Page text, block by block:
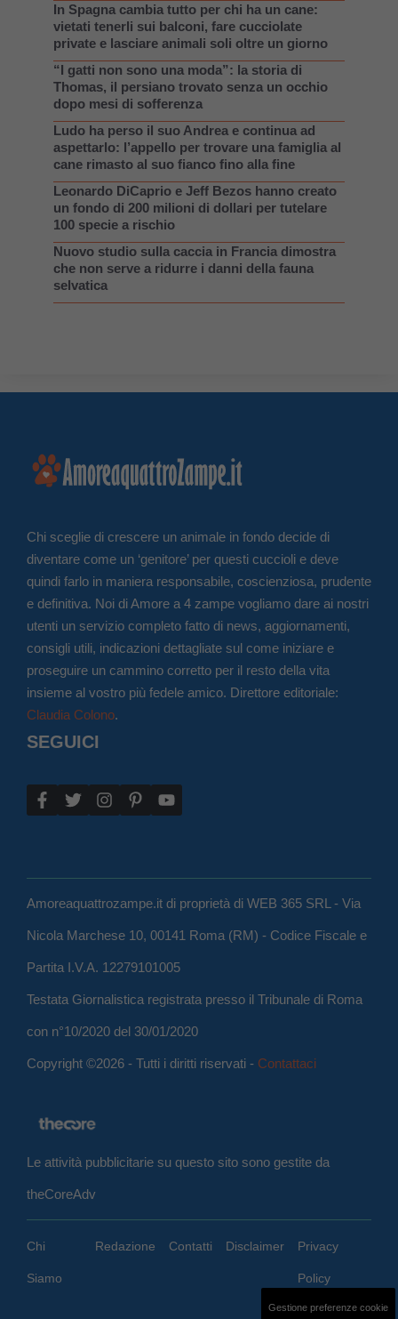
In Spagna cambia tutto per chi ha un cane:
vietati tenerli sui balconi, fare cucciolate
private e lasciare animali soli oltre un giorno
“I gatti non sono una moda”: la storia di
Thomas, il persiano trovato senza un occhio
dopo mesi di sofferenza
Ludo ha perso il suo Andrea e continua ad
aspettarlo: l’appello per trovare una famiglia al
cane rimasto al suo fianco fino alla fine
Leonardo DiCaprio e Jeff Bezos hanno creato
un fondo di 200 milioni di dollari per tutelare
100 specie a rischio
Nuovo studio sulla caccia in Francia dimostra
che non serve a ridurre i danni della fauna
selvatica
Chi sceglie di crescere un animale in fondo decide di
diventare come un ‘genitore’ per questi cuccioli e deve
quindi farlo in maniera responsabile, coscienziosa, prudente
e definitiva. Noi di Amore a 4 zampe vogliamo dare ai nostri
utenti un servizio completo fatto di news, aggiornamenti,
consigli utili, indicazioni dettagliate sul come iniziare e
proseguire un cammino corretto per il resto della vita
insieme al vostro più fedele amico. Direttore editoriale:
Claudia Colono.
SEGUICI
Amoreaquattrozampe.it di proprietà di WEB 365 SRL - Via
Nicola Marchese 10, 00141 Roma (RM) - Codice Fiscale e
Partita I.V.A. 12279101005
Testata Giornalistica registrata presso il Tribunale di Roma
con n°10/2020 del 30/01/2020
Copyright ©2026 - Tutti i diritti riservati - Contattaci
Le attività pubblicitarie su questo sito sono gestite da
theCoreAdv
Chi
Siamo
Redazione Contatti Disclaimer Privacy
Policy
Gestione preferenze cookie